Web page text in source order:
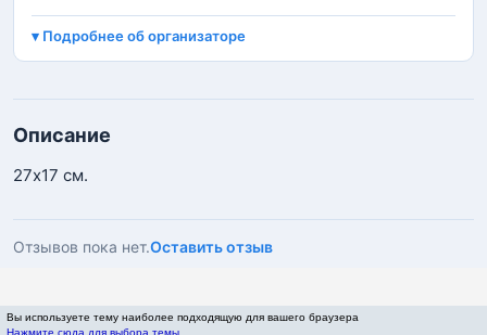
Подробнее об организаторе
Описание
27х17 см.
Отзывов пока нет.Оставить отзыв
Вы используете тему наиболее подходящую для вашего браузера
Нажмите сюда для выбора темы